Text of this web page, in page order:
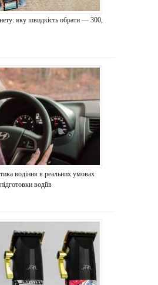
яку швидкість обрати — 300,
водіння в реальних умовах
водіїв